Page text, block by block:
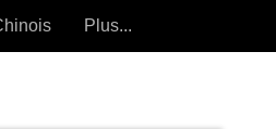
Plus...